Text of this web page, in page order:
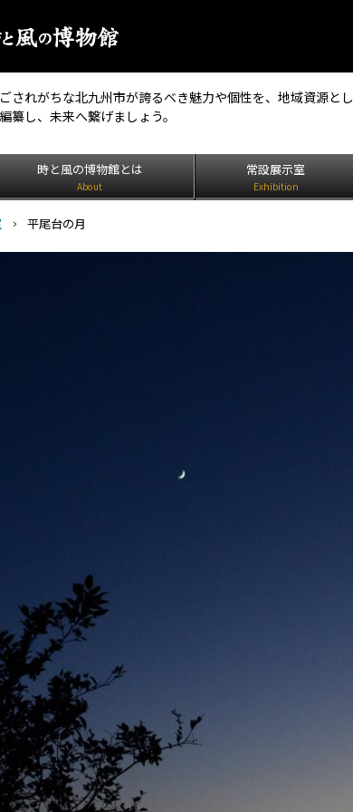
されがちな北九州市が誇るべき魅力や個性を、地域資源とし
纂し、未来へ繋げましょう。
時と風の博物館とは
About
常設展示室
Exhibition
平尾台の月